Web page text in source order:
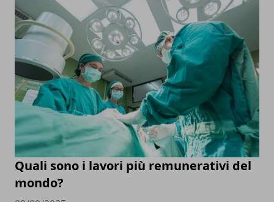
Quali sono i lavori più remunerativi del
mondo?